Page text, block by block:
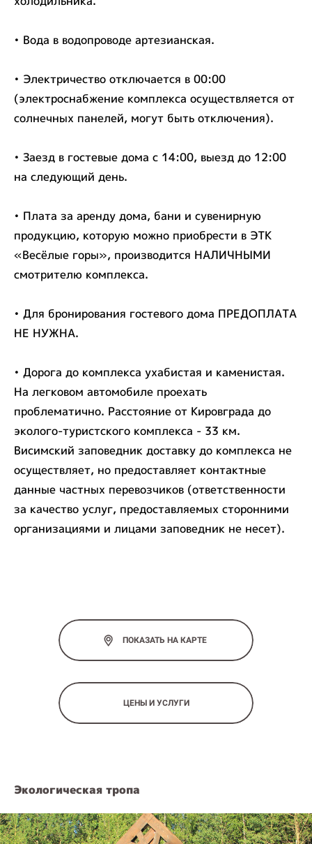
• Вода в водопроводе артезианская.
• Электричество отключается в 00:00
(электроснабжение комплекса осуществляется от
солнечных панелей, могут быть отключения).
• Заезд в гостевые дома с 14:00, выезд до 12:00
на следующий день.
• Плата за аренду дома, бани и сувенирную
продукцию, которую можно приобрести в ЭТК
«Весёлые горы», производится НАЛИЧНЫМИ
смотрителю комплекса.
• Для бронирования гостевого дома ПРЕДОПЛАТА
НЕ НУЖНА.
• Дорога до комплекса ухабистая и каменистая.
На легковом автомобиле проехать
проблематично. Расстояние от Кировграда до
эколого-туристского комплекса - 33 км.
Висимский заповедник доставку до комплекса не
осуществляет, но предоставляет контактные
данные частных перевозчиков (ответственности
за качество услуг, предоставляемых сторонними
организациями и лицами заповедник не несет).
ПОКАЗАТЬ НА КАРТЕ
ЦЕНЫ И УСЛУГИ
Экологическая тропа